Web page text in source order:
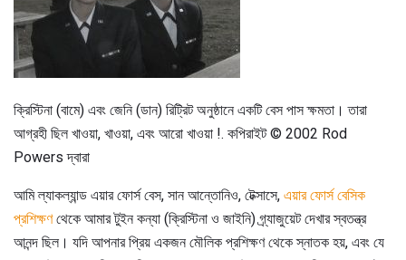
ক্রিস্টিনা (বামে) এবং জেনি (ডান) রিট্রিট অনুষ্ঠানে একটি বেস পাস ক্ষমতা। তারা
আগ্রহী ছিল খাওয়া, খাওয়া, এবং আরো খাওয়া !. কপিরাইট © 2002 Rod
Powers দ্বারা
আমি ল্যাকল্যান্ড এয়ার ফোর্স বেস, সান আন্তোনিও, টেক্সাসে, এয়ার ফোর্স বেসিক
প্রশিক্ষণথেকে আমার টুইন কন্যা (ক্রিস্টিনা ও জাইনি) গ্র্যাজুয়েট দেখার স্বতন্ত্র
আনন্দ ছিল। যদি আপনার প্রিয় একজন মৌলিক প্রশিক্ষণ থেকে স্নাতক হয়, এবং যে